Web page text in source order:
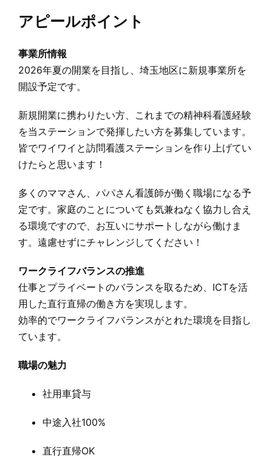
アピールポイント
事業所情報
2026年夏の開業を目指し、埼玉地区に新規事業所を
開設予定です。
新規開業に携わりたい方、これまでの精神科看護経験
を当ステーションで発揮したい方を募集しています。
皆でワイワイと訪問看護ステーションを作り上げてい
けたらと思います！
多くのママさん、パパさん看護師が働く職場になる予
定です。家庭のことについても気兼ねなく協力し合え
る環境ですので、お互いにサポートしながら働けま
す。遠慮せずにチャレンジしてください！
ワークライフバランスの推進
仕事とプライベートのバランスを取るため、ICTを活
用した直行直帰の働き方を実現します。
効率的でワークライフバランスがとれた環境を目指し
ています。
職場の魅力
社用車貸与
中途入社100%
直行直帰OK